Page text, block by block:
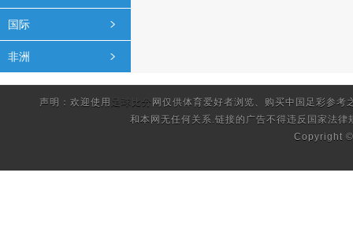
国际
非洲
声明：欢迎使用 足球比分 网仅供体育爱好者浏览、购买中国足彩参
和本网无任何关系.链接的广告不得违反国家法律
Copyright